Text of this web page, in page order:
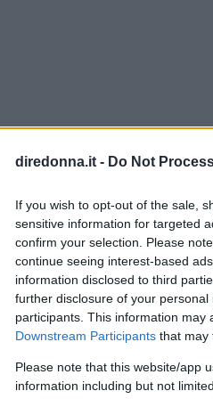
diredonna.it - Do Not
If you wish to opt-out of the sale,
sensitive information for targeted
confirm your selection. Please
continue seeing interest-based
information disclosed to third
further disclosure of your personal
participants. This information may
Downstream Participants that may
Please note that this website/app
information including but not
Visualizza questo post su